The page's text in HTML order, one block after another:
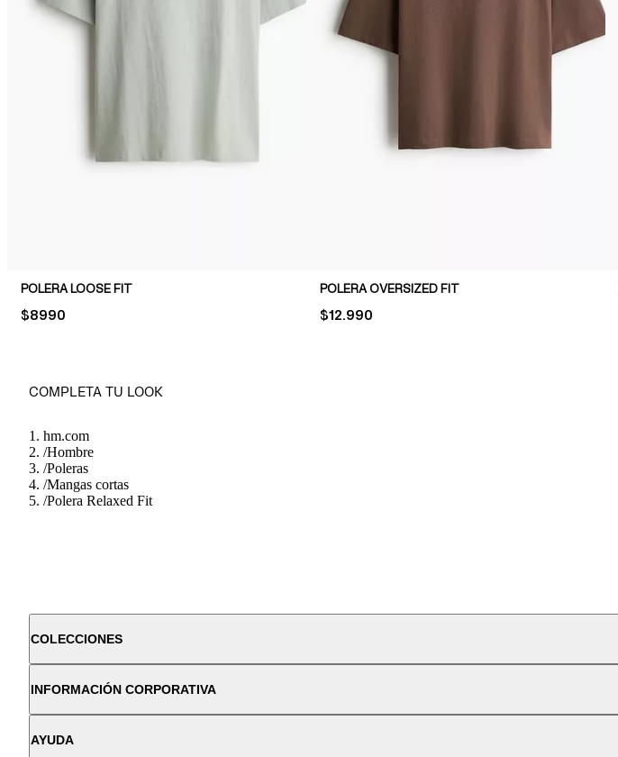
POLERA LOOSE FIT
PRICE:
$8990
POLERA OVERSIZED FIT
PRICE:
$12.990
COMPLETA TU LOOK
hm.com
/Hombre
/Poleras
/Mangas cortas
/Polera Relaxed Fit
COLECCIONES
INFORMACIÓN CORPORATIVA
AYUDA